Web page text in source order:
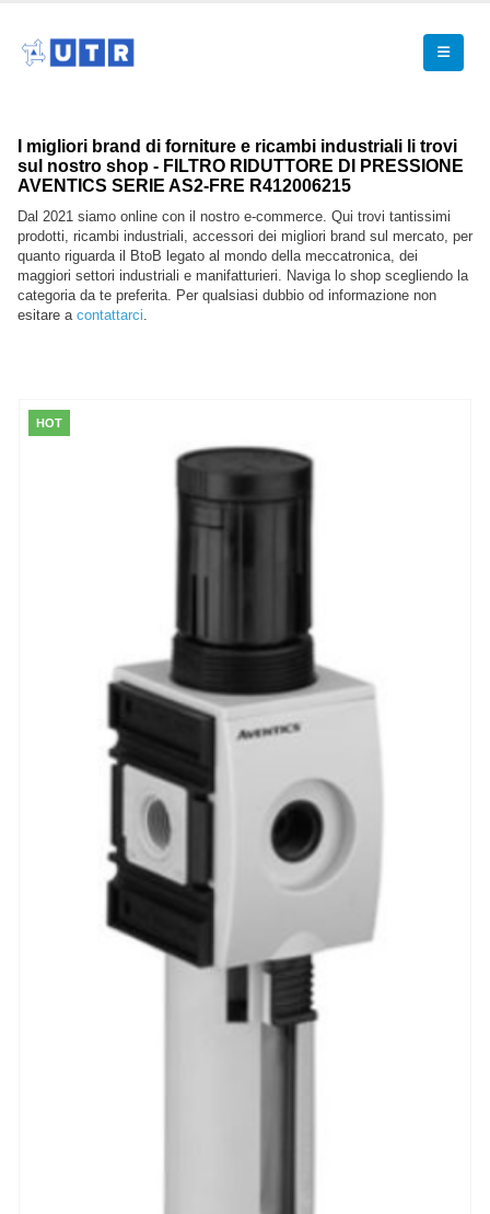
I migliori brand di forniture e ricambi industriali li trovi
sul nostro shop - FILTRO RIDUTTORE DI PRESSIONE
AVENTICS SERIE AS2-FRE R412006215
Dal 2021 siamo online con il nostro e-commerce. Qui trovi tantissimi
prodotti, ricambi industriali, accessori dei migliori brand sul mercato, per
quanto riguarda il BtoB legato al mondo della meccatronica, dei
maggiori settori industriali e manifatturieri. Naviga lo shop scegliendo la
categoria da te preferita. Per qualsiasi dubbio od informazione non
esitare a contattarci.
HOT